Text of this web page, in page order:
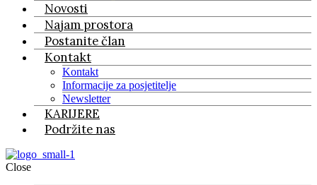
Novosti
Najam prostora
Postanite član
Kontakt
Kontakt
Informacije za posjetitelje
Newsletter
KARIJERE
Podržite nas
Close